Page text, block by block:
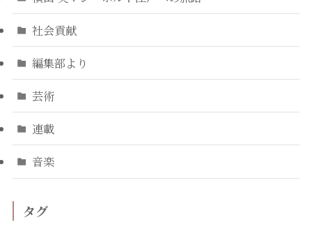
社会貢献
編集部より
芸術
連載
音楽
タグ